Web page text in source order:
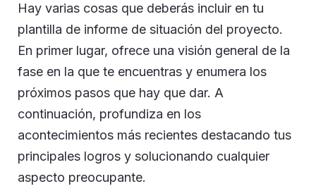
Hay varias cosas que deberás incluir en tu
plantilla de informe de situación del proyecto.
En primer lugar, ofrece una visión general de la
fase en la que te encuentras y enumera los
próximos pasos que hay que dar. A
continuación, profundiza en los
acontecimientos más recientes destacando tus
principales logros y solucionando cualquier
aspecto preocupante.